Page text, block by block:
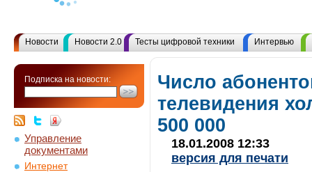
Новости Новости 2.0 Тесты цифровой техники Интервью
Подписка на новости:
Управление
документами
Интернет
Число
телевидения
500 000
18.01.2008 12:33
версия для печати